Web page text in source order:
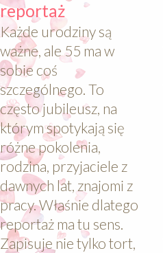
reportaż
Każde urodziny są
ważne, ale 55 ma w
sobie coś
szczególnego. To
często jubileusz, na
którym spotykają się
różne pokolenia,
rodzina, przyjaciele z
dawnych lat, znajomi z
pracy. Właśnie dlatego
reportaż ma tu sens.
Zapisuje nie tylko tort,